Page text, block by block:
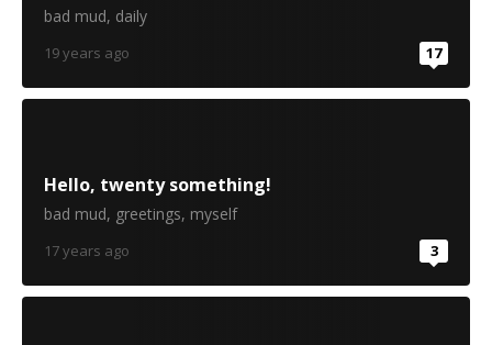
bad mud, daily
19 years ago 17
Hello, twenty something!
bad mud, greetings, myself
17 years ago 3